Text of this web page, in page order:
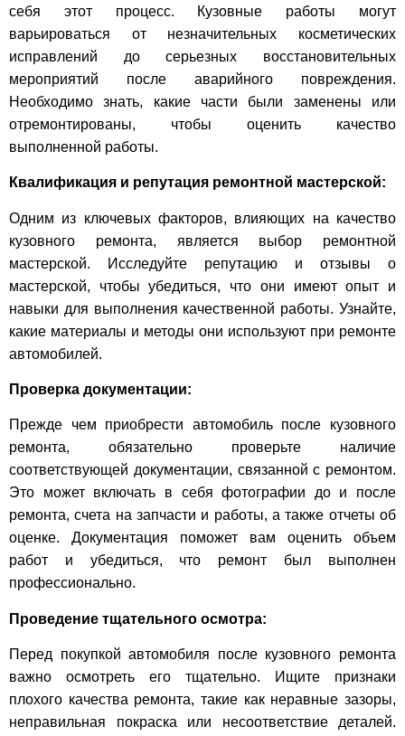
себя этот процесс. Кузовные работы могут
варьироваться от незначительных косметических
исправлений до серьезных восстановительных
мероприятий после аварийного повреждения.
Необходимо знать, какие части были заменены или
отремонтированы, чтобы оценить качество
выполненной работы.
Квалификация и репутация ремонтной мастерской:
Одним из ключевых факторов, влияющих на качество
кузовного ремонта, является выбор ремонтной
мастерской. Исследуйте репутацию и отзывы о
мастерской, чтобы убедиться, что они имеют опыт и
навыки для выполнения качественной работы. Узнайте,
какие материалы и методы они используют при ремонте
автомобилей.
Проверка документации:
Прежде чем приобрести автомобиль после кузовного
ремонта, обязательно проверьте наличие
соответствующей документации, связанной с ремонтом.
Это может включать в себя фотографии до и после
ремонта, счета на запчасти и работы, а также отчеты об
оценке. Документация поможет вам оценить объем
работ и убедиться, что ремонт был выполнен
профессионально.
Проведение тщательного осмотра:
Перед покупкой автомобиля после кузовного ремонта
важно осмотреть его тщательно. Ищите признаки
плохого качества ремонта, такие как неравные зазоры,
неправильная покраска или несоответствие деталей.